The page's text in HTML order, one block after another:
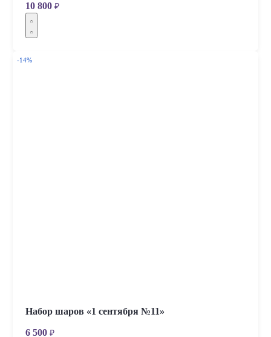
10 800 ₽
-14%
Набор шаров «1 сентября №11»
6 500 ₽